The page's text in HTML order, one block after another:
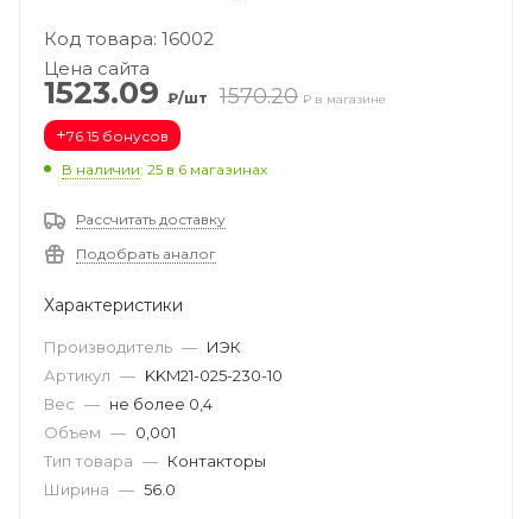
Код товара: 16002
Цена сайта
1523.09 ₽/шт 1570.20 ₽ в магазине
+76.15 бонусов
В наличии: 25 в 6 магазинах
Рассчитать доставку
Подобрать аналог
Характеристики
Производитель — ИЭК
Артикул — KKM21-025-230-10
Вес — не более 0,4
Объем — 0,001
Тип товара — Контакторы
Ширина — 56.0